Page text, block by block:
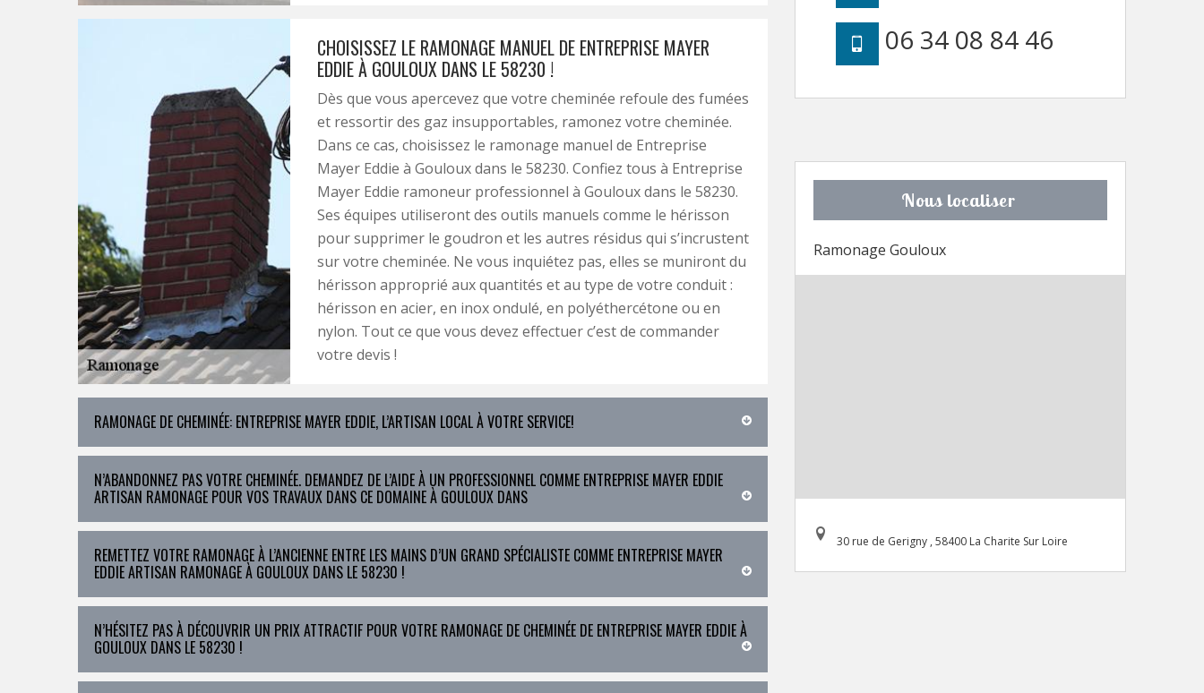
CHOISISSEZ LE RAMONAGE MANUEL DE ENTREPRISE MAYER
EDDIE À GOULOUX DANS LE 58230 !
Dès que vous apercevez que votre cheminée refoule des fumées
et ressortir des gaz insupportables, ramonez votre cheminée.
Dans ce cas, choisissez le ramonage manuel de Entreprise
Mayer Eddie à Gouloux dans le 58230. Confiez tous à Entreprise
Mayer Eddie ramoneur professionnel à Gouloux dans le 58230.
Ses équipes utiliseront des outils manuels comme le hérisson
pour supprimer le goudron et les autres résidus qui s’incrustent
sur votre cheminée. Ne vous inquiétez pas, elles se muniront du
hérisson approprié aux quantités et au type de votre conduit :
hérisson en acier, en inox ondulé, en polyéthercétone ou en
nylon. Tout ce que vous devez effectuer c’est de commander
votre devis !
RAMONAGE DE CHEMINÉE: ENTREPRISE MAYER EDDIE, L’ARTISAN LOCAL À VOTRE SERVICE!
N’ABANDONNEZ PAS VOTRE CHEMINÉE. DEMANDEZ DE L’AIDE À UN PROFESSIONNEL COMME ENTREPRISE MAYER EDDIE
ARTISAN RAMONAGE POUR VOS TRAVAUX DANS CE DOMAINE À GOULOUX DANS
REMETTEZ VOTRE RAMONAGE À L’ANCIENNE ENTRE LES MAINS D’UN GRAND SPÉCIALISTE COMME ENTREPRISE MAYER
EDDIE ARTISAN RAMONAGE À GOULOUX DANS LE 58230 !
N’HÉSITEZ PAS À DÉCOUVRIR UN PRIX ATTRACTIF POUR VOTRE RAMONAGE DE CHEMINÉE DE ENTREPRISE MAYER EDDIE À
GOULOUX DANS LE 58230 !
06 34 08 84 46
Nous localiser
Ramonage Gouloux
30 rue de Gerigny , 58400 La Charite Sur Loire